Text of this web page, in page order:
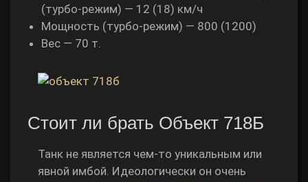
(турбо-режим) — 12 (18) км/ч
Мощность (турбо-режим) — 800 (1200)
Вес — 70 т.
Стоит ли брать Объект 718Б
Танк не является чем-то уникальным или
явной имбой. Идеологически он очень